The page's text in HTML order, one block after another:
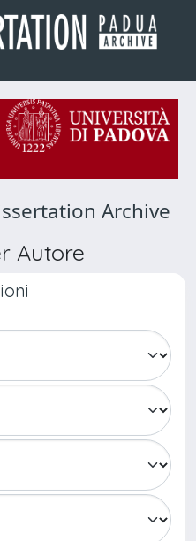
Archive
Autore